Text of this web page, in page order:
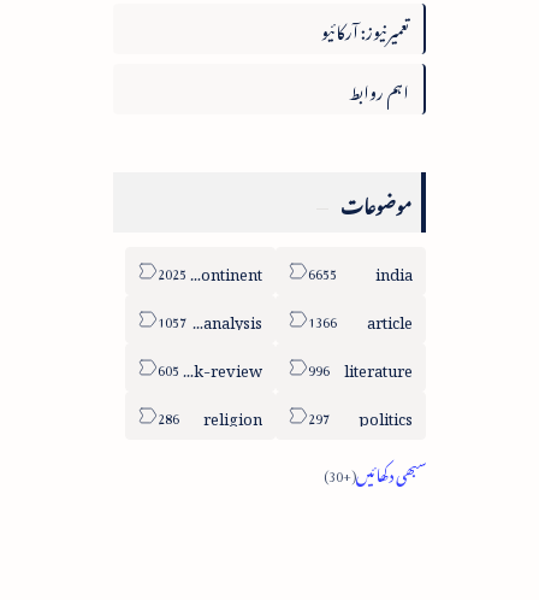
تعمیرنیوز: آرکائیو
اہم روابط
موضوعات
india
sub-continent
article
column-analysis
literature
book-review
politics
religion